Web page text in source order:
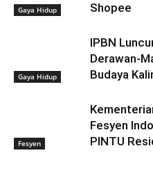
Gaya Hidup
Shopee
Gaya Hidup
IPBN
Derawan-
Budaya
Fesyen
Fesyen
PINTU